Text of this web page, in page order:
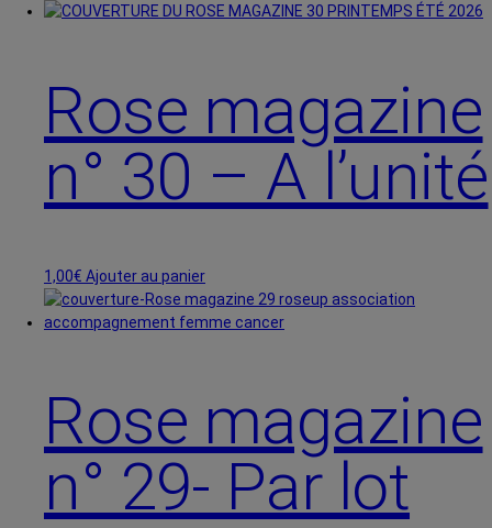
de
200,00€
produit
Les
options
peuvent
choisies
produit
Rose magazine
n° 30 – A l’unité
1,00€ Ajouter au panier
Rose magazine
n° 29- Par lot